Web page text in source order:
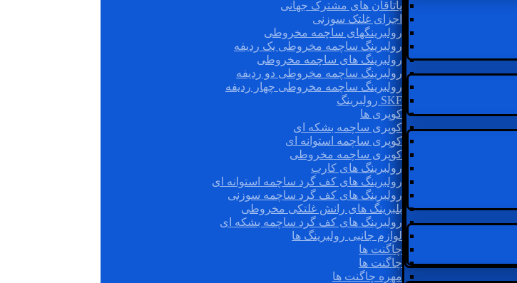
یاتاقان های مشترک جهانی
اجزای غلتک سوزنی
رولبرینگهای ساچمه مخروطی
رولبرینگ ساچمه مخروطی یک ردیفه
رولبرینگ های ساچمه مخروطی
رولبرینگ ساچمه مخروطی دو ردیفه
رولبرینگ ساچمه مخروطی چهار ردیفه
SKF رولبرینگ
کوپری ها
کوپری ساچمه بشکه ای
کوپری ساچمه استوانه ای
کوپری ساچمه مخروطی
رولبرینگ های کارب
رولبرینگ های کف گرد ساچمه استوانه ای
رولبرینگ های کف گرد ساچمه سوزنی
بلبرینگ های رانش غلتکی مخروطی
رولبرینگ های کف گرد ساچمه بشکه ای
لوازم جانبی رولبرینگ ها
چاگنت ها
چاگنت ها
مهره چاگنت ها